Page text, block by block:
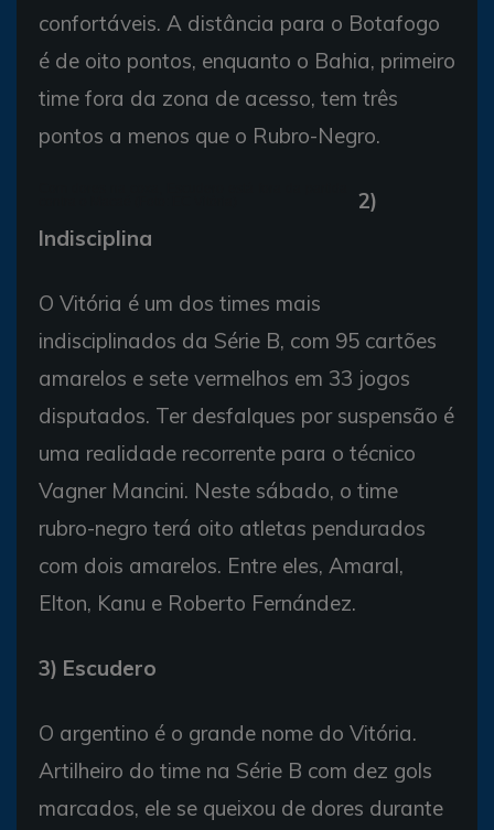
confortáveis. A distância para o Botafogo
é de oito pontos, enquanto o Bahia, primeiro
time fora da zona de acesso, tem três
pontos a menos que o Rubro-Negro.
2)
Indisciplina
O Vitória é um dos times mais
indisciplinados da Série B, com 95 cartões
amarelos e sete vermelhos em 33 jogos
disputados. Ter desfalques por suspensão é
uma realidade recorrente para o técnico
Vagner Mancini. Neste sábado, o time
rubro-negro terá oito atletas pendurados
com dois amarelos. Entre eles, Amaral,
Elton, Kanu e Roberto Fernández.
3) Escudero
O argentino é o grande nome do Vitória.
Artilheiro do time na Série B com dez gols
marcados, ele se queixou de dores durante